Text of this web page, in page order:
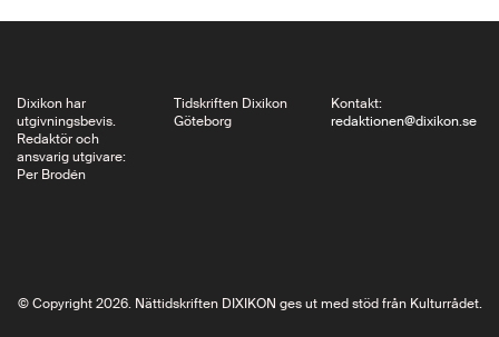
boken med sina
Dixikon har
utgivningsbevis.
Redaktör och
ansvarig utgivare:
Per Brodén
Tidskriften Dixikon
Göteborg
Kontakt:
redaktionen@dixikon.se
© Copyright 2026. Nättidskriften DIXIKON ges ut med stöd från Kulturrådet.